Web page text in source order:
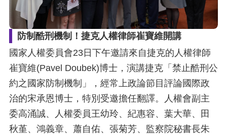
防制酷刑機制！捷克人權律師崔寶維開講
國家人權委員會23日下午邀請來自捷克的人權律師
崔寶維(Pavel Doubek)博士，演講捷克「禁止酷刑公
約之國家防制機制」，經常上政論節目評論國際政
治的宋承恩博士，特別受邀擔任翻譯。人權會副主
委高涌誠、人權委員王幼玲、紀惠容、葉大華、田
秋堇、鴻義章、蕭自佑、張菊芳、監察院秘書長朱